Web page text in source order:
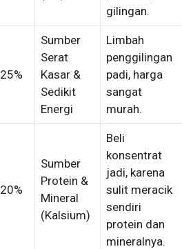
gilingan.
25%
Sumber
Serat
Kasar &
Sedikit
Energi
Limbah
penggilingan
padi, harga
sangat
murah.
20%
Sumber
Protein &
Mineral
(Kalsium)
Beli
konsentrat
jadi, karena
sulit meracik
sendiri
protein dan
mineralnya.